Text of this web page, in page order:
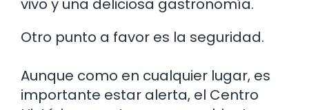
vivo y una deliciosa gastronomía.
Otro punto a favor es la seguridad.
Aunque como en cualquier lugar, es
importante estar alerta, el Centro